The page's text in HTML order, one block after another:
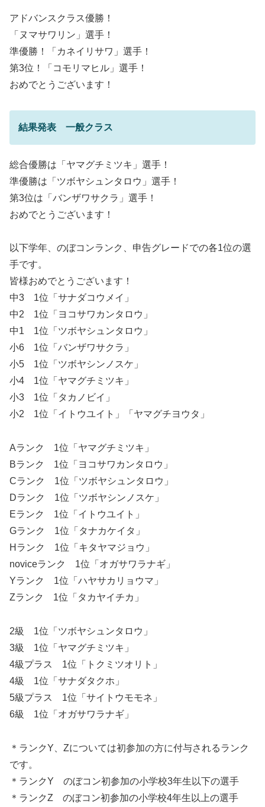
アドバンスクラス優勝！
「ヌマサワリン」選手！
準優勝！「カネイリサワ」選手！
第3位！「コモリマヒル」選手！
おめでとうございます！
結果発表 一般クラス
総合優勝は「ヤマグチミツキ」選手！
準優勝は「ツボヤシュンタロウ」選手！
第3位は「バンザワサクラ」選手！
おめでとうございます！
以下学年、のぼコンランク、申告グレードでの各1位の選
手です。
皆様おめでとうございます！
中3 1位「サナダコウメイ」
中2 1位「ヨコサワカンタロウ」
中1 1位「ツボヤシュンタロウ」
小6 1位「バンザワサクラ」
小5 1位「ツボヤシンノスケ」
小4 1位「ヤマグチミツキ」
小3 1位「タカノビイ」
小2 1位「イトウユイト」「ヤマグチヨウタ」
Aランク 1位「ヤマグチミツキ」
Bランク 1位「ヨコサワカンタロウ」
Cランク 1位「ツボヤシュンタロウ」
Dランク 1位「ツボヤシンノスケ」
Eランク 1位「イトウユイト」
Gランク 1位「タナカケイタ」
Hランク 1位「キタヤマジョウ」
noviceランク 1位「オガサワラナギ」
Yランク 1位「ハヤサカリョウマ」
Zランク 1位「タカヤイチカ」
2級 1位「ツボヤシュンタロウ」
3級 1位「ヤマグチミツキ」
4級プラス 1位「トクミツオリト」
4級 1位「サナダタクホ」
5級プラス 1位「サイトウモモネ」
6級 1位「オガサワラナギ」
＊ランクY、Zについては初参加の方に付与されるランク
です。
＊ランクY のぼコン初参加の小学校3年生以下の選手
＊ランクZ のぼコン初参加の小学校4年生以上の選手